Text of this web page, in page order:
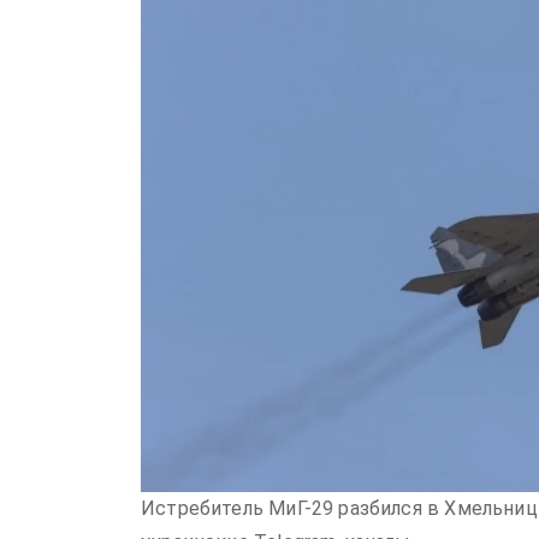
Истребитель МиГ-29 разбился в